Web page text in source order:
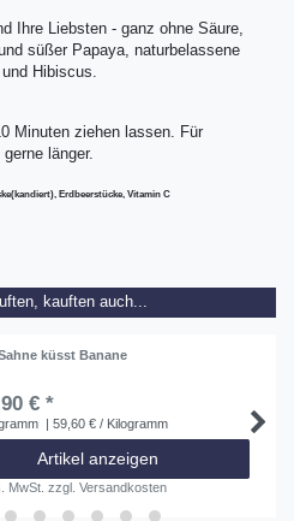
Ihre Liebsten - ganz ohne Säure,
süßer Papaya, naturbelassene
Hibiscus.
Minuten ziehen lassen. Für
länger.
Erdbeerstücke, Vitamin C
kauften auch...
küsst Banane
€ *
| 59,60 € / Kilogramm
Artikel anzeigen
MwSt. zzgl.Versandkosten